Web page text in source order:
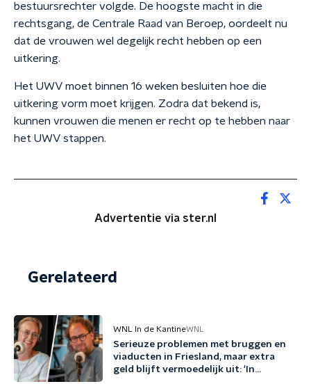
bestuursrechter volgde. De hoogste macht in die
rechtsgang, de Centrale Raad van Beroep, oordeelt nu
dat de vrouwen wel degelijk recht hebben op een
uitkering.
Het UWV moet binnen 16 weken besluiten hoe die
uitkering vorm moet krijgen. Zodra dat bekend is,
kunnen vrouwen die menen er recht op te hebben naar
het UWV stappen.
Advertentie via ster.nl
Gerelateerd
WNL In de KantineWNL
Serieuze problemen met bruggen en
viaducten in Friesland, maar extra
geld blijft vermoedelijk uit: 'In